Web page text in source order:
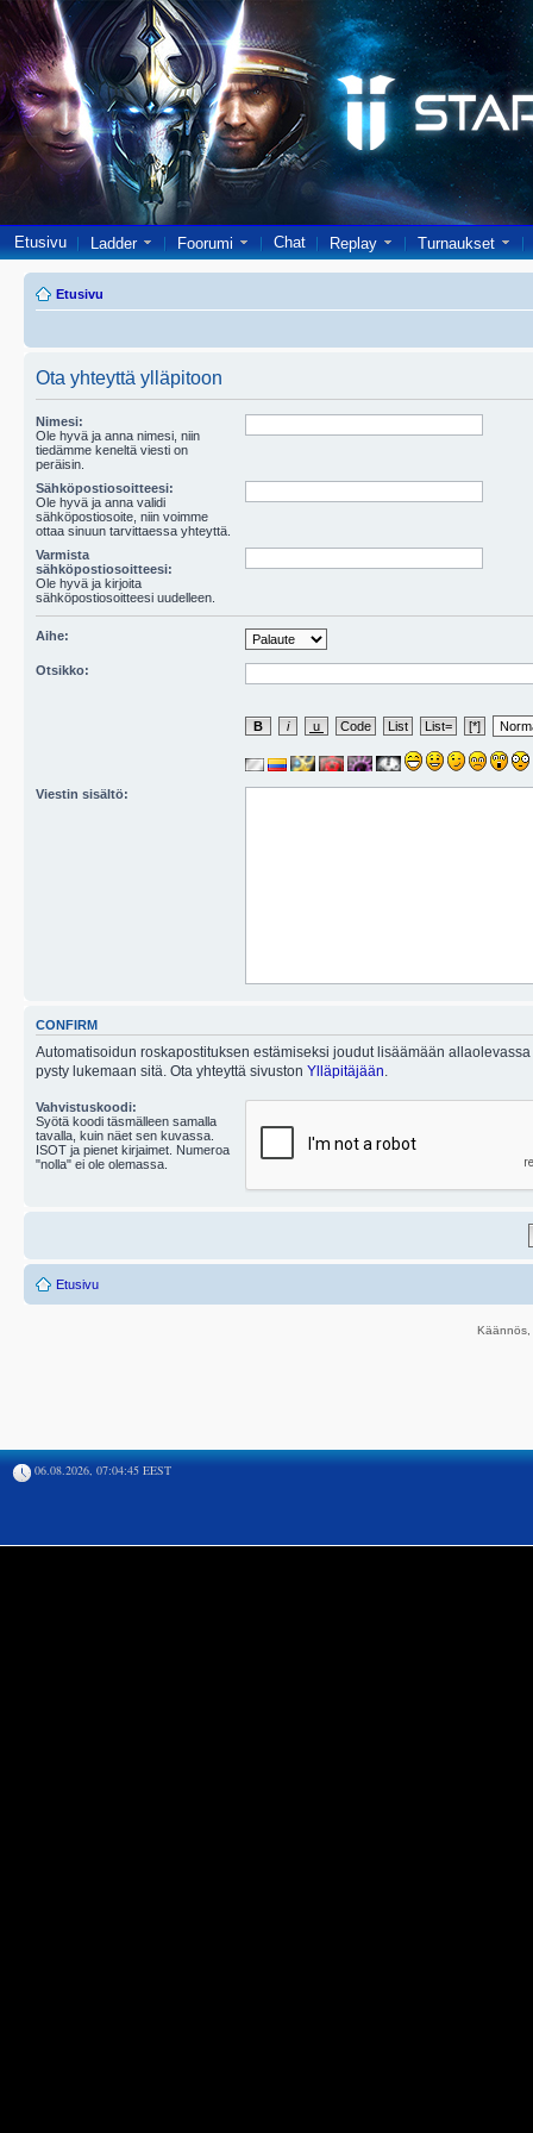
Etusivu Ladder Foorumi Chat Replay Turnaukset
Etusivu
Ota yhteyttä ylläpitoon
Nimesi:
Ole hyvä ja anna nimesi, niin
tiedämme keneltä viesti on
peräisin.
Sähköpostiosoitteesi:
Ole hyvä ja anna validi
sähköpostiosoite, niin voimme
ottaa sinuun tarvittaessa yhteyttä.
Varmista
sähköpostiosoitteesi:
Ole hyvä ja kirjoita
sähköpostiosoitteesi uudelleen.
Aihe:
Otsikko:
Viestin sisältö:
CONFIRM
Automatisoidun roskapostituksen estämiseksi joudut lisäämään
pysty lukemaan sitä. Ota yhteyttä sivuston Ylläpitäjään
Vahvistuskoodi:
Syötä koodi täsmälleen samalla
tavalla, kuin näet sen kuvassa.
ISOT ja pienet kirjaimet. Numeroa
"nolla" ei ole olemassa.
Etusivu
06.08.2026, 07:04:45 EEST